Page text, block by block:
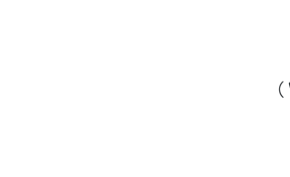
تاریخ بود. البته نظری نیز وجود دارد که ایشان کتبه های خود را به زبان تورکی نویسانده اند. (۵ /۱)